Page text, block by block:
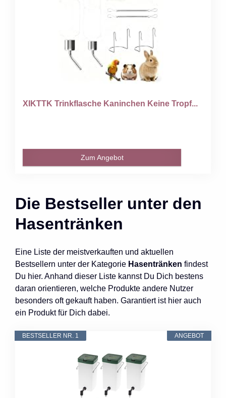
XIKTTK Trinkflasche Kaninchen Keine Tropf...
Zum Angebot
Die Bestseller unter den
Hasentränken
Eine Liste der meistverkauften und aktuellen
Bestsellern unter der Kategorie Hasentränken findest
Du hier. Anhand dieser Liste kannst Du Dich bestens
daran orientieren, welche Produkte andere Nutzer
besonders oft gekauft haben. Garantiert ist hier auch
ein Produkt für Dich dabei.
ANGEBOT
BESTSELLER NR. 1